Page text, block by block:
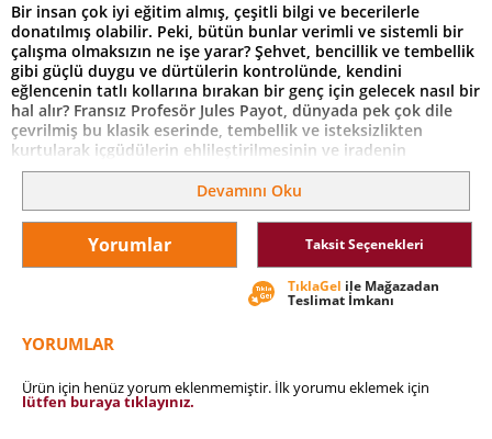
Bir insan çok iyi eğitim almış, çeşitli bilgi ve becerilerle
donatılmış olabilir. Peki, bütün bunlar verimli ve sistemli bir
çalışma olmaksızın ne işe yarar? Şehvet, bencillik ve tembellik
gibi güçlü duygu ve dürtülerin kontrolünde, kendini
eğlencenin tatlı kollarına bırakan bir genç için gelecek nasıl bir
hal alır? Fransız Profesör Jules Payot, dünyada pek çok dile
çevrilmiş bu klasik eserinde, tembellik ve isteksizlikten
kurtularak içgüdülerin ehlileştirilmesinin ve iradenin
eğitilmesinin önemini anlatıyor. Bu sayede
yapabileceklerimizin sınırlarını genişletmek için atılması
gereken adımları gösteriyor.
Cemil Meriç’in de disiplinli çalışma hayatını borçlu olduğu bu
eser 19. yüzyılda kaleme alındı. Kişisel gelişim türünün ilk
örneklerinden biri olan İrade Terbiyesi, gücünü ve güncelliğini
Devamını Oku
Yorumlar Taksit Seçenekleri
TıklaGel ile Mağazadan
Teslimat İmkanı
YORUMLAR
Ürün için henüz yorum eklenmemiştir. İlk yorumu eklemek için
lütfen buraya tıklayınız.